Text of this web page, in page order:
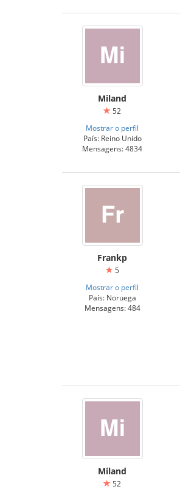
Miland
52
Mostrar o perfil
País: Reino Unido
Mensagens: 4834
Frankp
5
Mostrar o perfil
País: Noruega
Mensagens: 484
Miland
52